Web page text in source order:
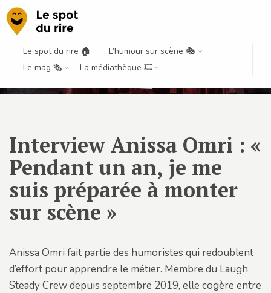
Le spot du rire 🏠
L’humour sur scène 🎭
Le mag 🗞️
La médiathèque 🎞️
Interview Anissa Omri : «
Pendant un an, je me
suis préparée à monter
sur scène »
Anissa Omri fait partie des humoristes qui redoublent
d’effort pour apprendre le métier. Membre du Laugh
Steady Crew depuis septembre 2019, elle cogère entre